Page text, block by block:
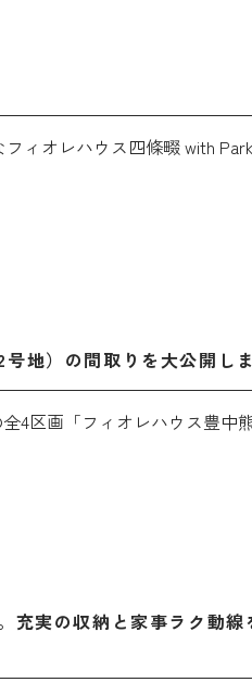
オレハウス四條畷 with Park
地）の間取りを大公開し
4区画「フィオレハウス豊中
実の収納と家事ラク動線